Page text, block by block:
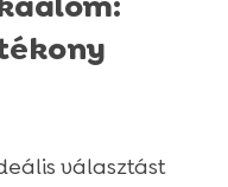
választást